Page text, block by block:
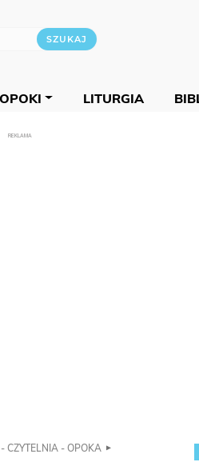
LITURGIA
REKLAMA
CZYTELNIA - OPOKA